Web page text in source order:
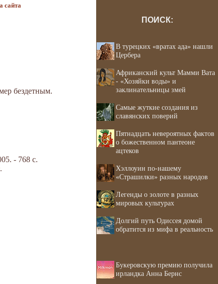
сайта
бездетным.
- 768 с.
ПОИСК:
В турецких «вратах ада» нашли
Цербера
Африканский культ Мамми Вата
- «Хозяйки воды» и
заклинательницы змей
Самые жуткие создания из
славянских поверий
Пятнадцать невероятных фактов
о божественном пантеоне
ацтеков
Хэллоуин по-нашему
«Страшилки» разных народов
Легенды о золоте в разных
мировых культурах
Долгий путь Одиссея домой
обратится из мифа в реальность
Букеровскую премию получила
ирландка Анна Бернс